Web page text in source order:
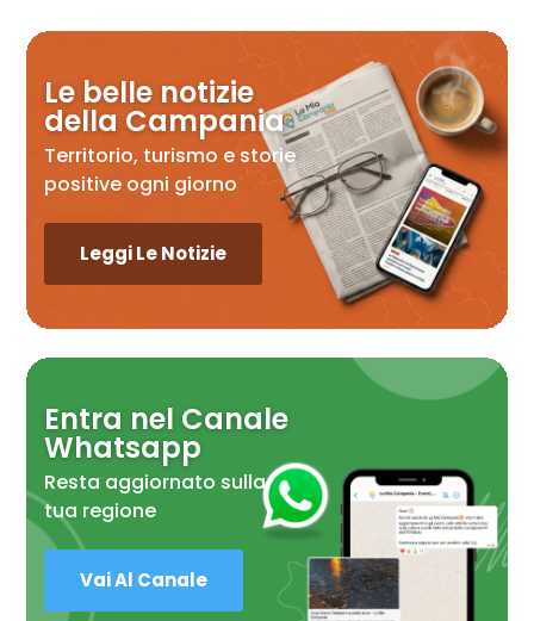
Le belle notizie
della Campania
Territorio, turismo e storie
positive ogni giorno
Leggi Le Notizie
Entra nel Canale
Whatsapp
Resta aggiornato sulla
tua regione
Vai Al Canale